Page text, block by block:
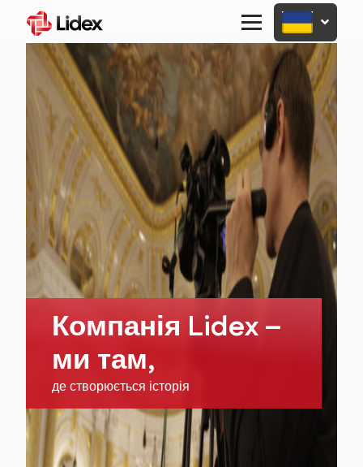
Primary
Menu
Компанія Lidex –
ми там,
де створюється історія